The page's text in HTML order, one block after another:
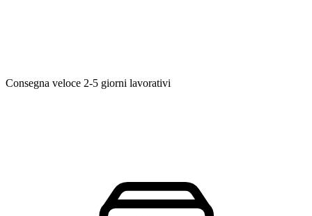
Consegna veloce 2-5 giorni lavorativi